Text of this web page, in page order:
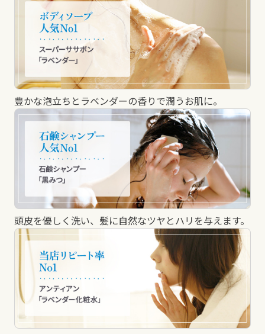
豊かな泡立ちとラベンダーの香りで潤うお肌に。
頭皮を優しく洗い、髪に自然なツヤとハリを与えます。